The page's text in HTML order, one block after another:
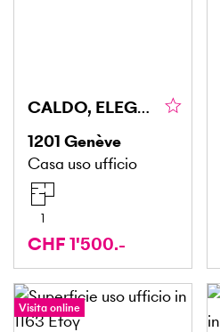
CALDO, ELEGANTE E ACCOGLIENTE
1201 Genève
Casa uso ufficio
1
CHF 1'500.-
Visita online